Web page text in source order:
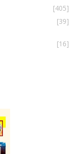
[405]
[39]
[16]